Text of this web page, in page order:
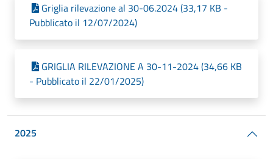
Griglia rilevazione al 30-06.2024 (33,17 KB -
Pubblicato il 12/07/2024)
GRIGLIA RILEVAZIONE A 30-11-2024 (34,66 KB
- Pubblicato il 22/01/2025)
2025